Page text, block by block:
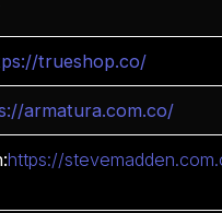
trueshop.co/
armatura.com.co/
https://